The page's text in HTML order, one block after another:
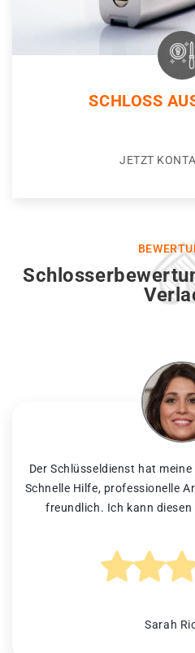
SCHLOSS
JETZT
Der Schlüsseldienst hat
Schnelle Hilfe, professionelle
freundlich. Ich kann diesen
Sarah